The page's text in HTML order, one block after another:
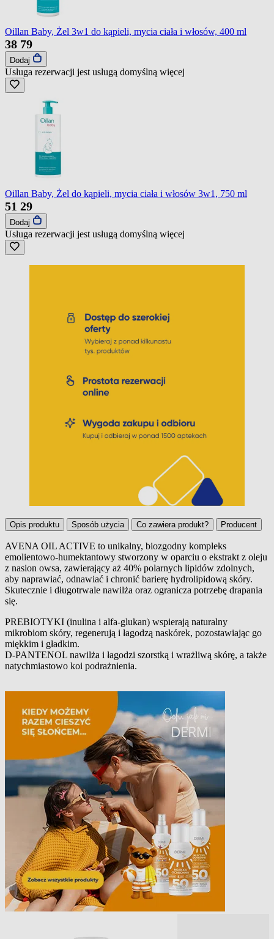
Oillan Baby, Żel 3w1 do kąpieli, mycia ciała i włosów, 400 ml
38 79
Dodaj
Usługa rezerwacji jest usługą domyślną więcej
Oillan Baby, Żel do kąpieli, mycia ciała i włosów 3w1, 750 ml
51 29
Dodaj
Usługa rezerwacji jest usługą domyślną więcej
Opis produktu Sposób użycia Co zawiera produkt? Producent
Opis produktu
AVENA OIL ACTIVE to unikalny, biozgodny kompleks
emolientowo-humektantowy stworzony w oparciu o ekstrakt z oleju
z nasion owsa, zawierający aż 40% polarnych lipidów zdolnych,
aby naprawiać, odnawiać i chronić barierę hydrolipidową skóry.
Skutecznie i długotrwale nawilża oraz ogranicza potrzebę drapania
się.
PREBIOTYKI (inulina i alfa-glukan) wspierają naturalny
mikrobiom skóry, regenerują i łagodzą naskórek, pozostawiając go
miękkim i gładkim.
D-PANTENOL nawilża i łagodzi szorstką i wrażliwą skórę, a także
natychmiastowo koi podrażnienia.